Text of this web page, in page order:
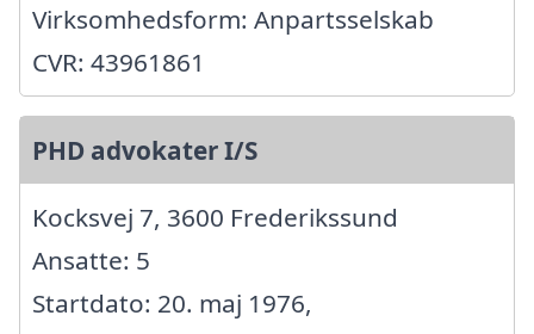
Virksomhedsform: Anpartsselskab
CVR: 43961861
PHD advokater I/S
Kocksvej 7, 3600 Frederikssund
Ansatte: 5
Startdato: 20. maj 1976,